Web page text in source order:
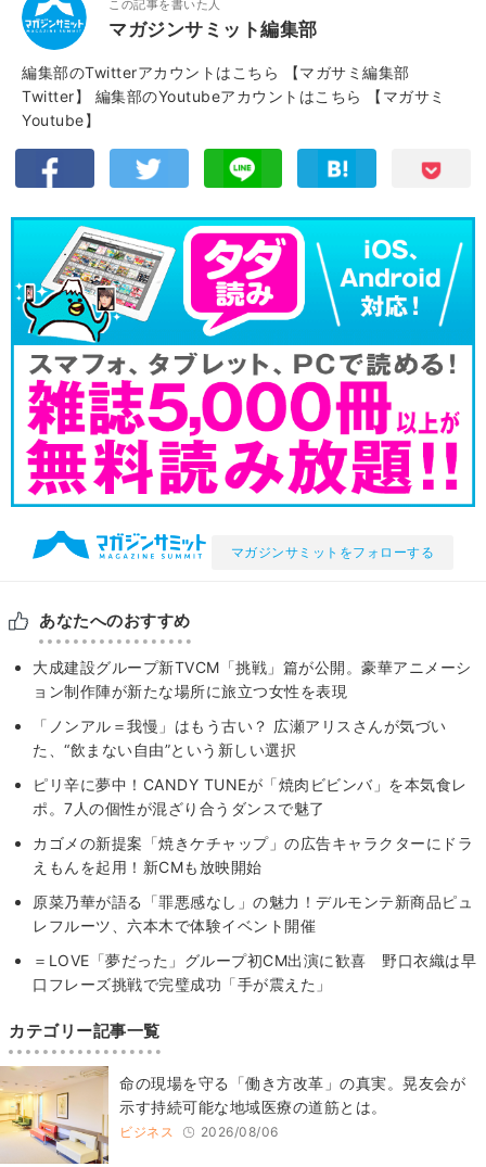
この記事を書いた人
マガジンサミット編集部
編集部のTwitterアカウントはこちら
【マガサミ編集部
Twitter】
編集部のYoutubeアカウントはこちら
【マガサミ
Youtube】
マガジンサミットをフォローする
あなたへのおすすめ
大成建設グループ新TVCM「挑戦」篇が公開。豪華アニメーシ
ョン制作陣が新たな場所に旅立つ女性を表現
「ノンアル＝我慢」はもう古い？ 広瀬アリスさんが気づい
た、“飲まない自由”という新しい選択
ピリ辛に夢中！CANDY TUNEが「焼肉ビビンバ」を本気食レ
ポ。7人の個性が混ざり合うダンスで魅了
カゴメの新提案「焼きケチャップ」の広告キャラクターにドラ
えもんを起用！新CMも放映開始
原菜乃華が語る「罪悪感なし」の魅力！デルモンテ新商品ピュ
レフルーツ、六本木で体験イベント開催
＝LOVE「夢だった」グループ初CM出演に歓喜 野口衣織は早
口フレーズ挑戦で完璧成功「手が震えた」
カテゴリー記事一覧
​命の現場を守る「働き方改革」の真実。晃友会が
示す持続可能な地域医療の道筋とは。
ビジネス 2026/08/06